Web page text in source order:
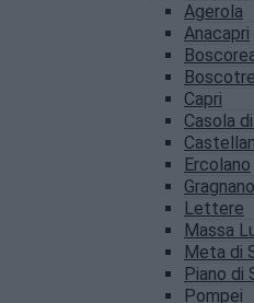
Agerola
Anacapri
Capri
Casola
Ercolano
Gragnano
Lettere
Massa
Meta di
Piano di
Pompei